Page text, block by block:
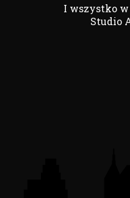
I wszystko
Studio